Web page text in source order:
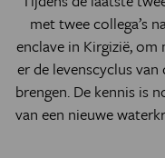
met twee collega’s
enclave in Kirgizië, om
er de levenscyclus
brengen. De kennis is
van een nieuwe